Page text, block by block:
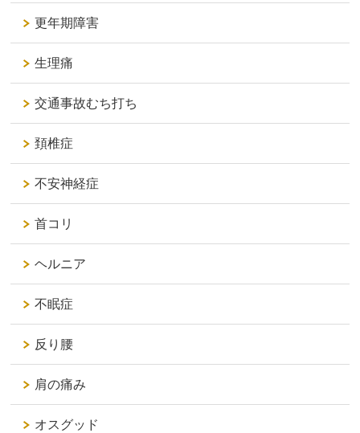
更年期障害
生理痛
交通事故むち打ち
頚椎症
不安神経症
首コリ
ヘルニア
不眠症
反り腰
肩の痛み
オスグッド